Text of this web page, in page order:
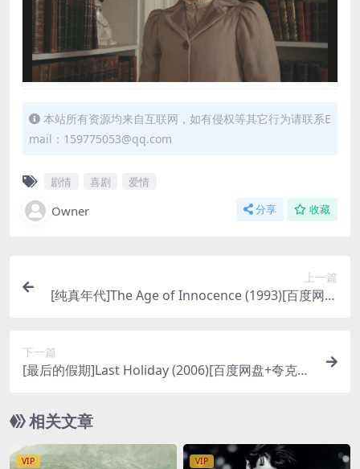
本站所有资源均来自互联网，如有侵权等其它行为请联系E
mail：159775053@qq.com
剧情 喜剧 爱情
Owner 分享 收藏
上一篇
[纯真年代]The Age of Innocence (1993)[百度网盘
下一篇
[最后的假期]Last Holiday (2006)[百度网盘+夸克网
4/9GB][中英字幕]
相关文章
VIP VIP